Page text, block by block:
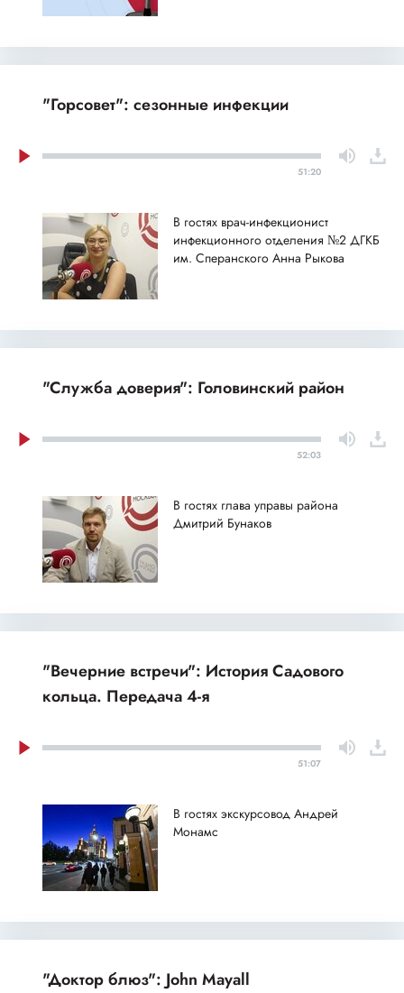
"Горсовет": сезонные инфекции
51:20
В гостях врач-инфекционист
инфекционного отделения №2 ДГКБ
им. Сперанского Анна Рыкова
"Служба доверия": Головинский район
52:03
В гостях глава управы района
Дмитрий Бунаков
"Вечерние встречи": История Садового
кольца. Передача 4-я
51:07
В гостях экскурсовод Андрей
Монамс
"Доктор блюз": John Mayall